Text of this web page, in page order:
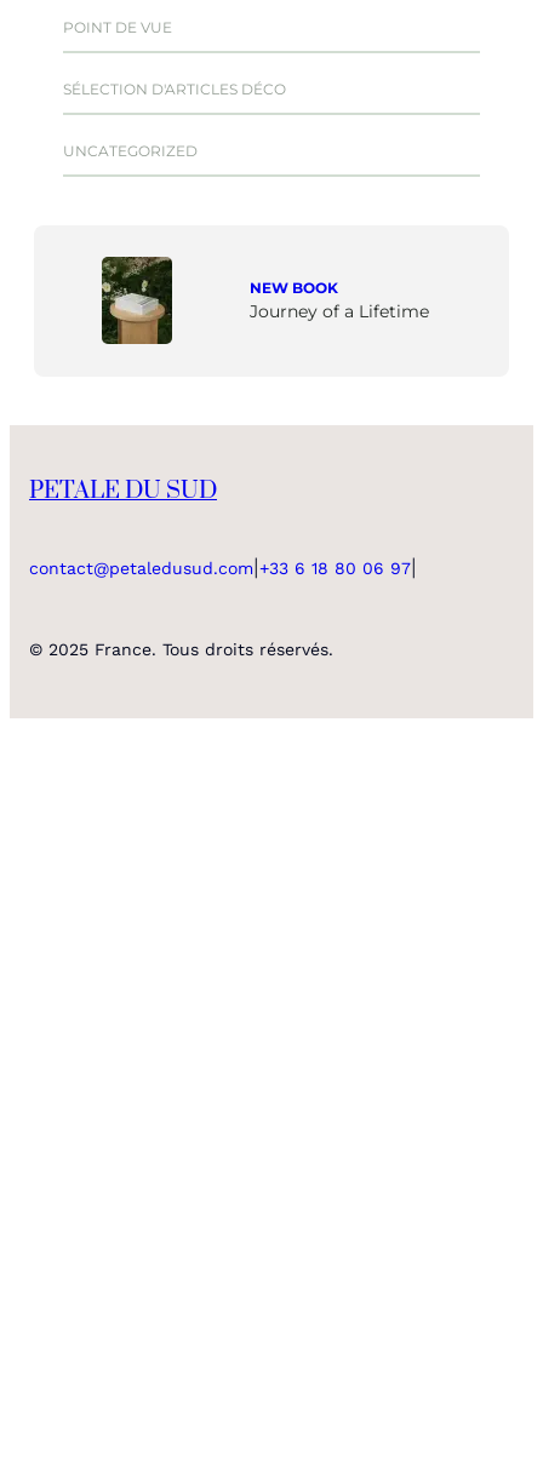
POINT DE VUE
SÉLECTION D'ARTICLES DÉCO
UNCATEGORIZED
NEW BOOK
Journey of a Lifetime
PETALE DU SUD
contact@petaledusud.com +33 6 18 80 06 97
© 2025 France. Tous droits réservés.